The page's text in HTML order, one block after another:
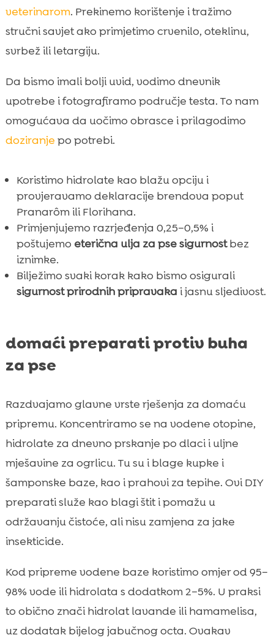
veterinarom. Prekinemo korištenje i tražimo
stručni savjet ako primjetimo crvenilo, oteklinu,
svrbež ili letargiju.
Da bismo imali bolji uvid, vodimo dnevnik
upotrebe i fotografiramo područje testa. To nam
omogućava da uočimo obrasce i prilagodimo
doziranje po potrebi.
Koristimo hidrolate kao blažu opciju i
provjeravamo deklaracije brendova poput
Pranarôm ili Florihana.
Primjenjujemo razrjeđenja 0,25–0,5% i
poštujemo eterična ulja za pse sigurnostbez
iznimke.
Bilježimo svaki korak kako bismo osigurali
sigurnost prirodnih pripravaka i jasnu sljedivost.
domaći preparati protiv buha
za pse
Razdvajamo glavne vrste rješenja za domaću
pripremu. Koncentriramo se na vodene otopine,
hidrolate za dnevno prskanje po dlaci i uljne
mješavine za ogrlicu. Tu su i blage kupke i
šamponske baze, kao i prahovi za tepihe. Ovi DIY
preparati služe kao blagi štit i pomažu u
održavanju čistoće, ali nisu zamjena za jake
insekticide.
Kod pripreme vodene baze koristimo omjer od 95–
98% vode ili hidrolata s dodatkom 2–5%. U praksi
to obično znači hidrolat lavande ili hamamelisa,
uz dodatak bijelog jabučnog octa. Ovakav